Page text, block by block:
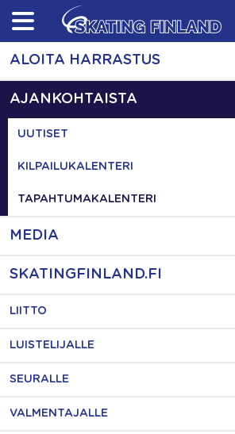
Skip
content
ALOITA HARRASTUS
AJANKOHTAISTA
UUTISET
KILPAILUKALENTERI
TAPAHTUMAKALENTERI
MEDIA
SKATINGFINLAND.FI
LIITTO
LUISTELIJALLE
SEURALLE
VALMENTAJALLE